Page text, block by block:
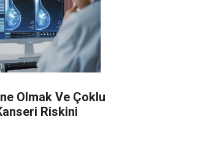
Olmak Ve Çoklu
Riskini